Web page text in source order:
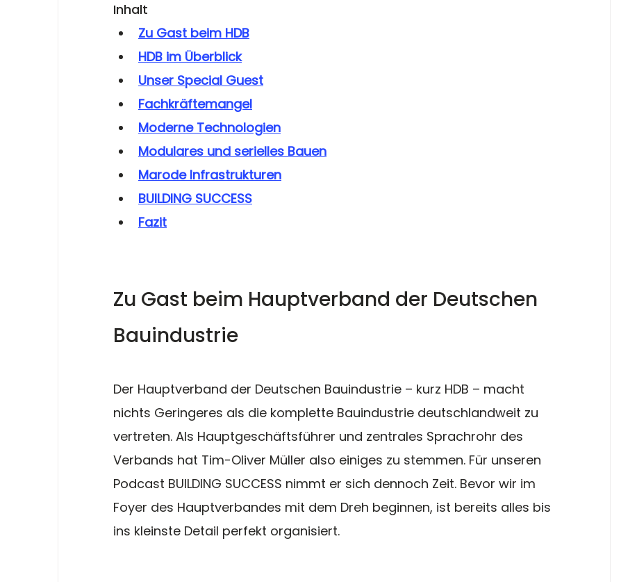
Inhalt
Zu Gast beim HDB
HDB im Überblick
Unser Special Guest
Fachkräftemangel
Moderne Technologien
Modulares und serielles Bauen
Marode Infrastrukturen
BUILDING SUCCESS
Fazit
Zu Gast beim Hauptverband der Deutschen
Bauindustrie
Der Hauptverband der Deutschen Bauindustrie – kurz HDB – macht
nichts Geringeres als die komplette Bauindustrie deutschlandweit zu
vertreten. Als Hauptgeschäftsführer und zentrales Sprachrohr des
Verbands hat Tim-Oliver Müller also einiges zu stemmen. Für unseren
Podcast BUILDING SUCCESS nimmt er sich dennoch Zeit. Bevor wir im
Foyer des Hauptverbandes mit dem Dreh beginnen, ist bereits alles bis
ins kleinste Detail perfekt organisiert.